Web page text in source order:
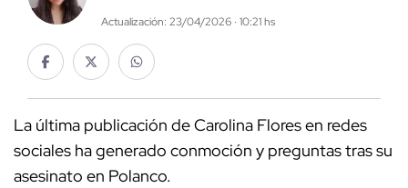
Actualización: 23/04/2026 · 10:21 hs
La última publicación de Carolina Flores en redes
sociales ha generado conmoción y preguntas tras su
asesinato en Polanco.